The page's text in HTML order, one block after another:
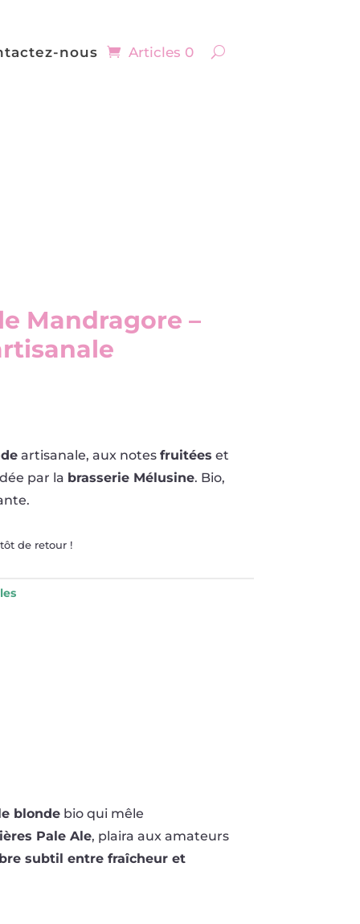
nous Articles 0
Mandragore –
artisanale, aux notes fruitées et
par la brasserie Mélusine. Bio,
de retour !
blonde bio qui mêle
Pale Ale, plaira aux amateurs
subtil entre fraîcheur et